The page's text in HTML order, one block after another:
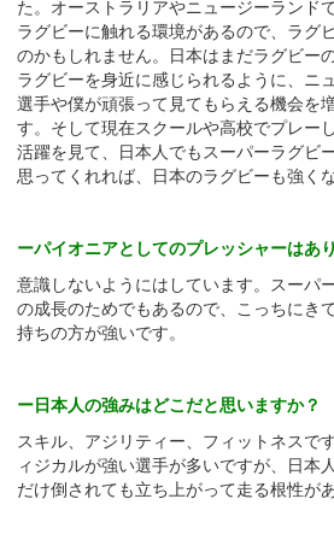
た。オーストラリアやニュージーランド
ラグビーに触れる環境があるので、ラグ
のかもしれません。日本はまだラグビー
ラグビーを身近に感じられるように、ニ
選手や僕が頑張って見てもらえる機会を
す。そして現在スクールや高校でプレー
活躍を見て、日本人でもスーパーラグビ
思ってくれれば、日本のラグビーも強く
ーパイオニアとしてのプレッシャーはあ
意識しないようにはしています。スーパ
の成長のためでもあるので、こっちにき
持ちの方が強いです。
ー日本人の強みはどこだと思いますか？
スキル、アジリティー、フィットネスで
ィジカルが強い選手が多いですが、日本
だけ倒されても立ち上がって走る根性が